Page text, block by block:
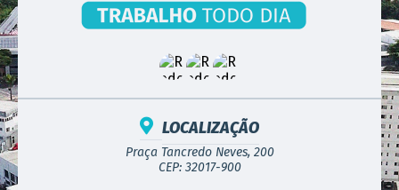
LOCALIZAÇÃO
Praça Tancredo Neves, 200
CEP: 32017-900